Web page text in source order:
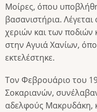
Μοίρες, όπου
βασανιστήρια.
χεριών και των ποδιών
στην Αγυιά Χανίων,
εκτελέστηκε.
Τον Φεβρουάριο του
Σοκαριανών,
αδελφούς Μακρυδάκη,